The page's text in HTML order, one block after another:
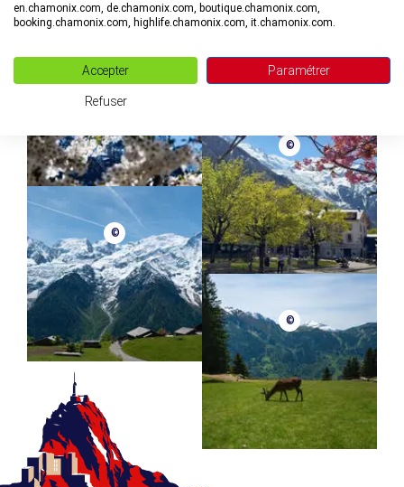
©
©
©
©
en.chamonix.com, de.chamonix.com, boutique.chamonix.com,
booking.chamonix.com, highlife.chamonix.com, it.chamonix.com.
Accepter Paramétrer
Refuser